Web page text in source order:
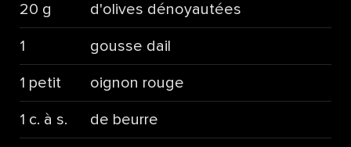
20 g d'olives dénoyautées
1 gousse dail
1 petit oignon rouge
1 c. à s. de beurre